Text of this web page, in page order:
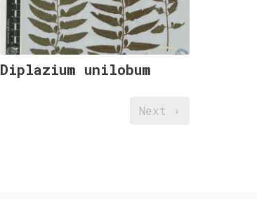
Diplazium unilobum
Next ›